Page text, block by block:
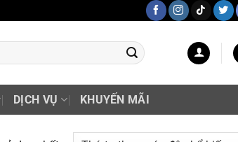
DỊCH VỤ KHUYẾN MÃI